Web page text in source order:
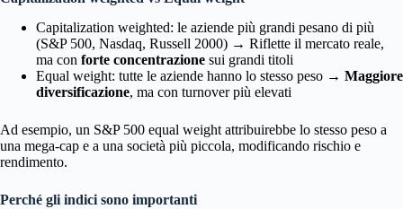
Capitalization weighted: le aziende più grandi pesano di più
(S&P 500, Nasdaq, Russell 2000) → Riflette il mercato reale,
ma con forte concentrazione sui grandi titoli
Equal weight: tutte le aziende hanno lo stesso peso → Maggiore
diversificazione, ma con turnover più elevati
Ad esempio, un S&P 500 equal weight attribuirebbe lo stesso peso a
una mega-cap e a una società più piccola, modificando rischio e
rendimento.
Perché gli indici sono importanti